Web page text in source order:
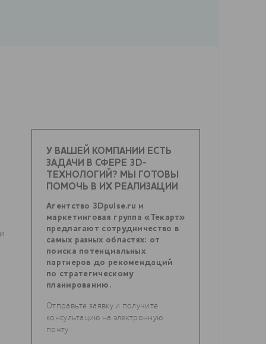
У ВАШЕЙ КОМПАНИИ ЕСТЬ
ЗАДАЧИ В СФЕРЕ 3D-
ТЕХНОЛОГИЙ? МЫ ГОТОВЫ
ПОМОЧЬ В ИХ РЕАЛИЗАЦИИ
Агентство 3Dpulse.ru и
маркетинговая группа «Текарт»
предлагают сотрудничество в
самых разных областях: от
поиска потенциальных
партнеров до рекомендаций
по стратегическому
планированию.
Отправьте заявку и получите
консультацию на электронную
почту.